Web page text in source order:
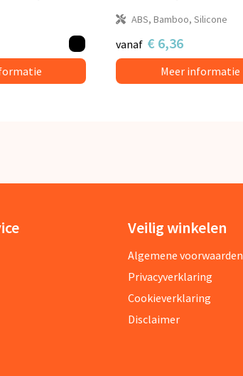
ABS, Bamboo, Silicone
vanaf € 6,36
Meer informatie
Veilig winkelen
Algemene voorwaarden
Privacyverklaring
Cookieverklaring
Disclaimer